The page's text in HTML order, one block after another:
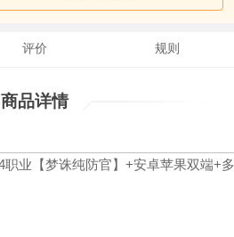
评价 规则
商品详情